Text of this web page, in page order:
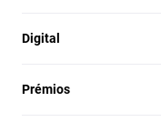
Digital
Prémios